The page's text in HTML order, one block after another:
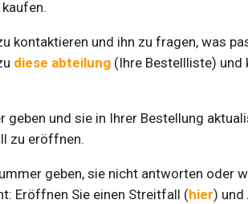
kontaktieren und ihn zu fragen, was
diese abteilung (Ihre Bestellliste) und
geben und sie in Ihrer Bestellung
zu eröffnen.
geben, sie nicht antworten oder
Eröffnen Sie einen Streitfall (hier) und